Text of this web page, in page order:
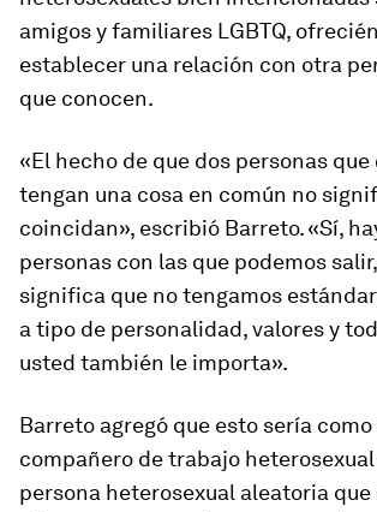
amigos y familiares LGBTQ,
establecer una relación con otra
que conocen.
«El hecho de que dos personas
tengan una cosa en común no
coincidan», escribió Barreto. «Sí,
personas con las que podemos
significa que no tengamos
a tipo de personalidad, valores y
usted también le importa».
Barreto agregó que esto sería
compañero de trabajo
persona heterosexual aleatoria